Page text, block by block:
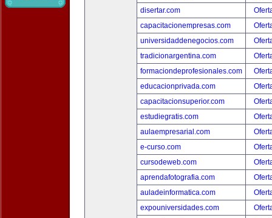
disertar.com
capacitacionempresas.com
universidaddenegocios.com
tradicionargentina.com
formaciondeprofesionales.com
educacionprivada.com
capacitacionsuperior.com
estudiegratis.com
aulaempresarial.com
e-curso.com
cursodeweb.com
aprendafotografia.com
auladeinformatica.com
expouniversidades.com